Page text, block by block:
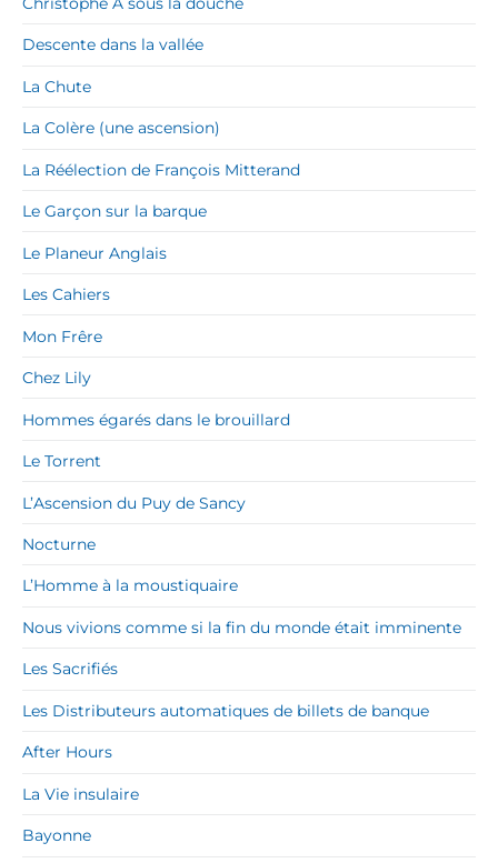
Descente dans la vallée
La Chute
La Colère (une ascension)
La Réélection de François Mitterand
Le Garçon sur la barque
Le Planeur Anglais
Les Cahiers
Mon Frêre
Chez Lily
Hommes égarés dans le brouillard
Le Torrent
L’Ascension du Puy de Sancy
Nocturne
L’Homme à la moustiquaire
Nous vivions comme si la fin du monde était imminente
Les Sacrifiés
Les Distributeurs automatiques de billets de banque
After Hours
La Vie insulaire
Bayonne